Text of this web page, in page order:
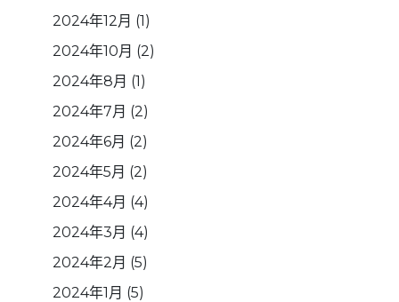
2024年12月 (1)
2024年10月 (2)
2024年8月 (1)
2024年7月 (2)
2024年6月 (2)
2024年5月 (2)
2024年4月 (4)
2024年3月 (4)
2024年2月 (5)
2024年1月 (5)